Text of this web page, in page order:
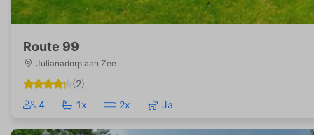
Route 99
Julianadorp aan Zee
(2)
4
1x 2x Ja